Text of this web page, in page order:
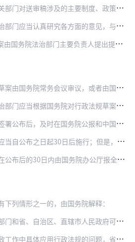
、政策、管理体制、权限分工等有不同意见的，国务院法治部门应当进行协调，力求达成一致意见。对有较大争议的重要立法事项，国务院法…
究各方面的意见，与起草部门协商后，对送审稿进行修改，形成行政法规草案和对草案的说明。
请国务院常务会议审议的建议；对调整范围单一、各方面意见一致或者依据法律制定的配套行政法规草案，可以采取传批方式，由国…
由国务院常务会议审议，或者由国务院审批。
对行政法规草案的审议意见，对行政法规草案进行修改，形成草案修改稿，报请总理签署国务院令公布施行。
和中国政府法制信息网以及在全国范围内发行的报纸上刊载。国务院法治部门应当及时汇编出版行政法规的国家正式版本，并纳入国家行政法…
；但是，涉及国家安全、外汇汇率、货币政策的确定以及公布后不立即施行将有碍行政法规施行的，可以自公布之日起施行。
的30日内由国务院办公厅报全国人民代表大会常务委员会备案。
下列情形之一的，由国务院解释：
自治区、直辖市人民政府可以向国务院提出行政法规解释要求。
题，省、自治区、直辖市人民政府法治部门以及国务院有关部门法治机构请求国务院法治部门解释的，国务院法治部门可以研究答复；其中涉…